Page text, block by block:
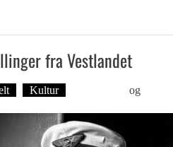
fra Vestlandet
Kultur og